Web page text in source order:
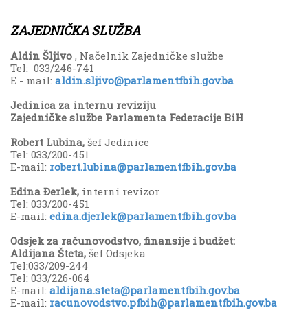
ZAJEDNIČKА SLUŽBА
Aldin Šljivo , Načelnik Zajedničke službe
Tel: 033/246-741
E - mail: aldin.sljivo@parlamentfbih.gov.ba
Jedinica za internu reviziju
Zajedničke službe Parlamenta Federacije BiH
Robert Lubina, šef Jedinice
Tel: 033/200-451
E-mail: robert.lubina@parlamentfbih.gov.ba
Edina Đerlek, interni revizor
Tel: 033/200-451
E-mail: edina.djerlek@parlamentfbih.gov.ba
Odsjek za računovodstvo, finansije i budžet:
Aldijana Šteta, šef Odsjeka
Tel:033/209-244
Tel: 033/226-064
E-mail: aldijana.steta@parlamentfbih.gov.ba
E-mail: racunovodstvo.pfbih@parlamentfbih.gov.ba